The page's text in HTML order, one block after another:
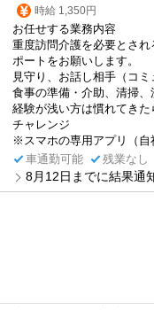
時給 1,350円
お任せする業務内容
重度訪問介護を必要とさ
ポートをお願いします。
見守り、お話し相手（コミ
食事の準備・介助、清掃
経験が浅い方は慣れてき
チャレンジ
※スマホの専用アプリ（自
車通勤可能
残業なし
8月12日までに結果通